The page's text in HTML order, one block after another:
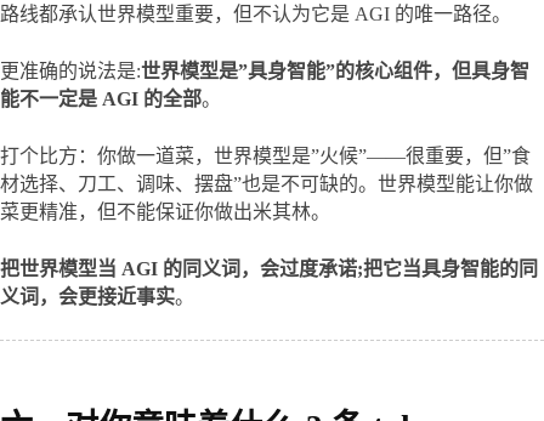
路线都承认世界模型重要，但不认为它是 AGI 的唯一路径。
更准确的说法是:世界模型是”具身智能”的核心组件，但具身智
能不一定是 AGI 的全部。
打个比方：你做一道菜，世界模型是”火候”——很重要，但”食
材选择、刀工、调味、摆盘”也是不可缺的。世界模型能让你做
菜更精准，但不能保证你做出米其林。
把世界模型当 AGI 的同义词，会过度承诺;把它当具身智能的同
义词，会更接近事实。